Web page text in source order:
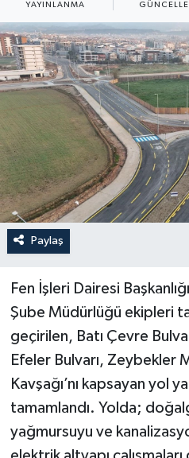
YAYINLANMA
Paylaş
Fen İşleri Dairesi
Şube Müdürlüğü ekipleri
geçirilen, Batı Çevre
Efeler Bulvarı, Zeybekler
Kavşağı’nı kapsayan yol
tamamlandı. Yolda;
yağmursuyu ve